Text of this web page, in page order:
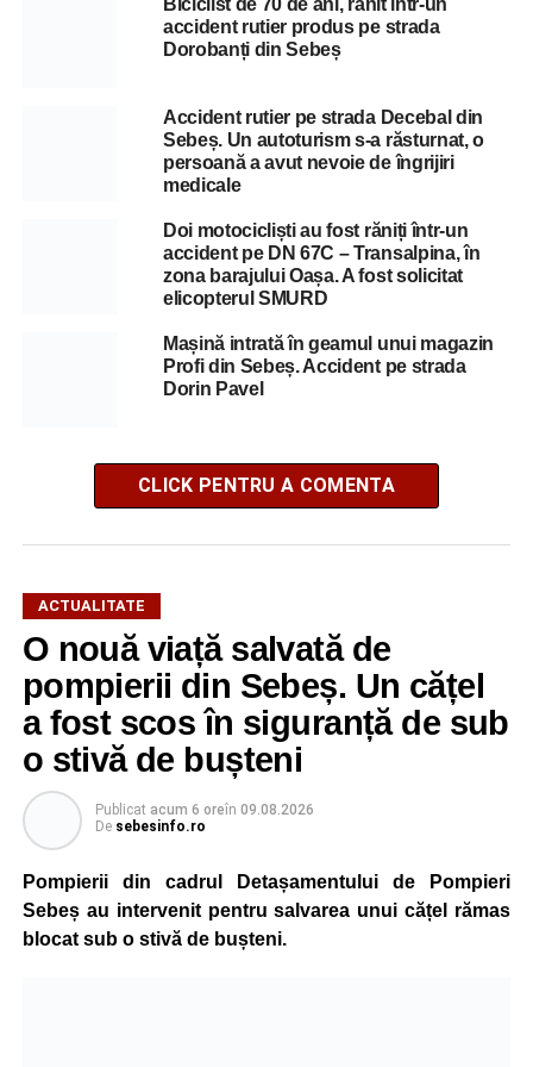
Biciclist de 70 de ani, rănit într-un
accident rutier produs pe strada
Dorobanți din Sebeș
Accident rutier pe strada Decebal din
Sebeș. Un autoturism s-a răsturnat, o
persoană a avut nevoie de îngrijiri
medicale
Doi motocicliști au fost răniți într-un
accident pe DN 67C – Transalpina, în
zona barajului Oașa. A fost solicitat
elicopterul SMURD
Mașină intrată în geamul unui magazin
Profi din Sebeș. Accident pe strada
Dorin Pavel
CLICK PENTRU A COMENTA
ACTUALITATE
O nouă viață salvată de
pompierii din Sebeș. Un cățel
a fost scos în siguranță de sub
o stivă de bușteni
Publicat acum 6 oreîn 09.08.2026
De sebesinfo.ro
Pompierii din cadrul Detașamentului de Pompieri
Sebeș au intervenit pentru salvarea unui cățel rămas
blocat sub o stivă de bușteni.